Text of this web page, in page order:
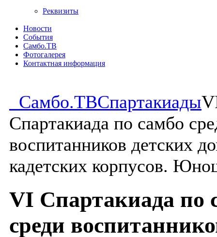
Реквизиты
Новости
События
Самбо.ТВ
Фотогалерея
Контактная информация
Самбо.ТВСпартакиады
Спартакиада по самбо
воспитанников детских
кадетских корпусов.
VI Спартакиада по
среди